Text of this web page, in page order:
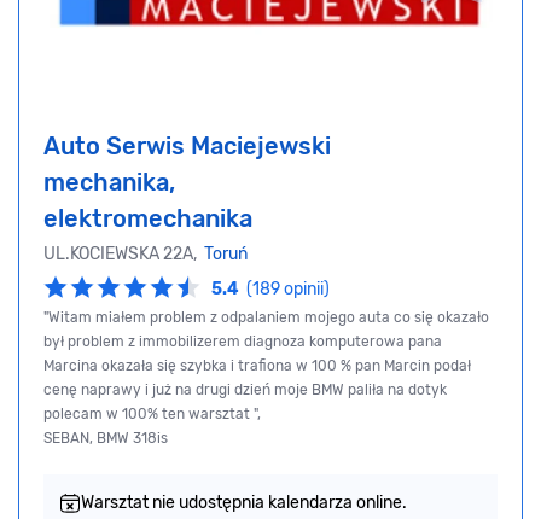
Auto Serwis Maciejewski
mechanika,
elektromechanika
UL.KOCIEWSKA 22A, Toruń
5.4 (189 opinii)
"Witam miałem problem z odpalaniem mojego auta co się okazało
był problem z immobilizerem diagnoza komputerowa pana
Marcina okazała się szybka i trafiona w 100 % pan Marcin podał
cenę naprawy i już na drugi dzień moje BMW paliła na dotyk
polecam w 100% ten warsztat ",
SEBAN, BMW 318is
Warsztat nie udostępnia kalendarza online.